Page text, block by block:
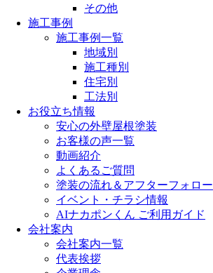
その他
施工事例
施工事例一覧
地域別
施工種別
住宅別
工法別
お役立ち情報
安心の外壁屋根塗装
お客様の声一覧
動画紹介
よくあるご質問
塗装の流れ＆アフターフォロー
イベント・チラシ情報
AIナカポンくん ご利用ガイド
会社案内
会社案内一覧
代表挨拶